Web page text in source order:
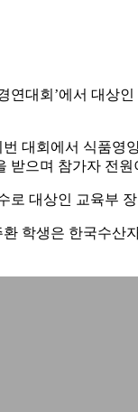
대회’에서 대상
대회에서 식품영
받으며 참가자 전원
로 대상인 교육부
학생은 한국수산